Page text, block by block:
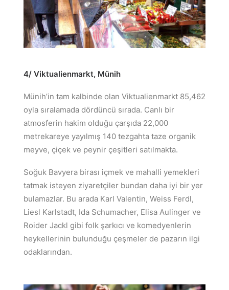
4/ Viktualienmarkt, Münih
Münih’in tam kalbinde olan Viktualienmarkt 85,462
oyla sıralamada dördüncü sırada. Canlı bir
atmosferin hakim olduğu çarşıda 22,000
metrekareye yayılmış 140 tezgahta taze organik
meyve, çiçek ve peynir çeşitleri satılmakta.
Soğuk Bavyera birası içmek ve mahalli yemekleri
tatmak isteyen ziyaretçiler bundan daha iyi bir yer
bulamazlar. Bu arada Karl Valentin, Weiss Ferdl,
Liesl Karlstadt, Ida Schumacher, Elisa Aulinger ve
Roider Jackl gibi folk şarkıcı ve komedyenlerin
heykellerinin bulunduğu çeşmeler de pazarın ilgi
odaklarından.